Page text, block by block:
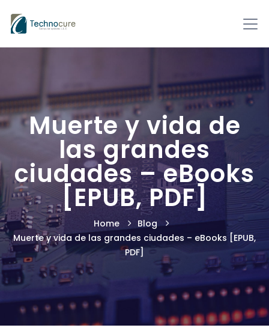
Muerte y vida de
las grandes
ciudades – eBooks
[EPUB, PDF]
Home
Blog
Muerte y vida de las grandes ciudades – eBooks [EPUB,
PDF]